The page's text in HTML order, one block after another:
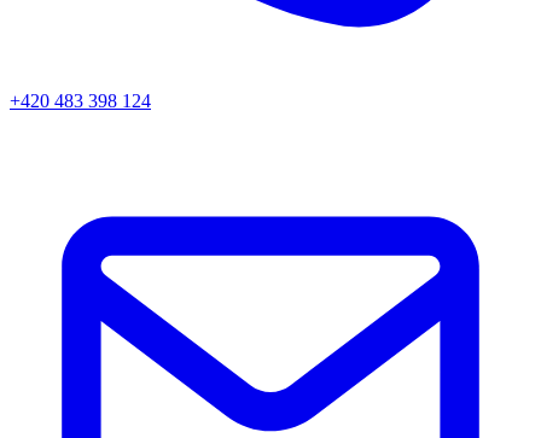
+420 483 398 124